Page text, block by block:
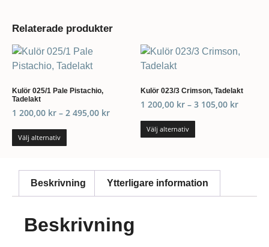
Relaterade produkter
Kulör 025/1 Pale Pistachio,
Tadelakt
1 200,00 kr – 2 495,00 kr
Välj alternativ
Kulör 023/3 Crimson, Tadelakt
1 200,00 kr – 3 105,00 kr
Välj alternativ
Beskrivning Ytterligare information
Beskrivning